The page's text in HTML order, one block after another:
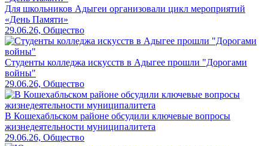
Для школьников Адыгеи организовали цикл мероприятий
«День Памяти»
29.06.26, Общество
Студенты колледжа искусств в Адыгее прошли "Дорогами
войны"
29.06.26, Общество
В Кошехабльском районе обсудили ключевые вопросы
жизнедеятельности муниципалитета
29.06.26, Общество